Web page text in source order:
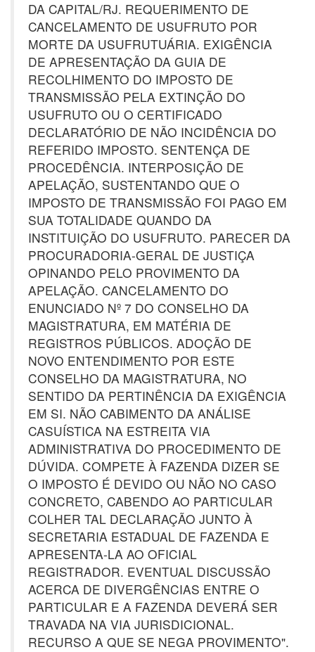
DA CAPITAL/RJ. REQUERIMENTO DE
CANCELAMENTO DE USUFRUTO POR
MORTE DA USUFRUTUÁRIA. EXIGÊNCIA
DE APRESENTAÇÃO DA GUIA DE
RECOLHIMENTO DO IMPOSTO DE
TRANSMISSÃO PELA EXTINÇÃO DO
USUFRUTO OU O CERTIFICADO
DECLARATÓRIO DE NÃO INCIDÊNCIA DO
REFERIDO IMPOSTO. SENTENÇA DE
PROCEDÊNCIA. INTERPOSIÇÃO DE
APELAÇÃO, SUSTENTANDO QUE O
IMPOSTO DE TRANSMISSÃO FOI PAGO EM
SUA TOTALIDADE QUANDO DA
INSTITUIÇÃO DO USUFRUTO. PARECER DA
PROCURADORIA-GERAL DE JUSTIÇA
OPINANDO PELO PROVIMENTO DA
APELAÇÃO. CANCELAMENTO DO
ENUNCIADO Nº 7 DO CONSELHO DA
MAGISTRATURA, EM MATÉRIA DE
REGISTROS PÚBLICOS. ADOÇÃO DE
NOVO ENTENDIMENTO POR ESTE
CONSELHO DA MAGISTRATURA, NO
SENTIDO DA PERTINÊNCIA DA EXIGÊNCIA
EM SI. NÃO CABIMENTO DA ANÁLISE
CASUÍSTICA NA ESTREITA VIA
ADMINISTRATIVA DO PROCEDIMENTO DE
DÚVIDA. COMPETE À FAZENDA DIZER SE
O IMPOSTO É DEVIDO OU NÃO NO CASO
CONCRETO, CABENDO AO PARTICULAR
COLHER TAL DECLARAÇÃO JUNTO À
SECRETARIA ESTADUAL DE FAZENDA E
APRESENTA-LA AO OFICIAL
REGISTRADOR. EVENTUAL DISCUSSÃO
ACERCA DE DIVERGÊNCIAS ENTRE O
PARTICULAR E A FAZENDA DEVERÁ SER
TRAVADA NA VIA JURISDICIONAL.
RECURSO A QUE SE NEGA PROVIMENTO".⁣